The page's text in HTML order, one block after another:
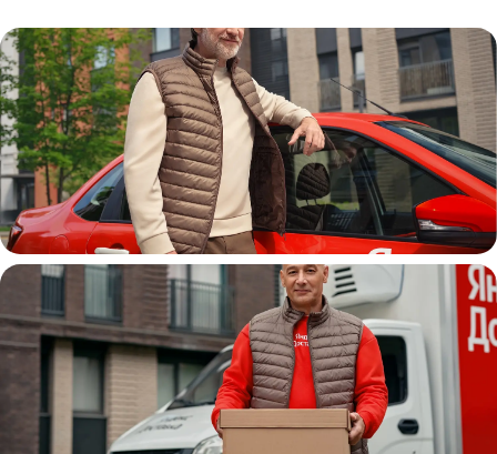
Автокурьер